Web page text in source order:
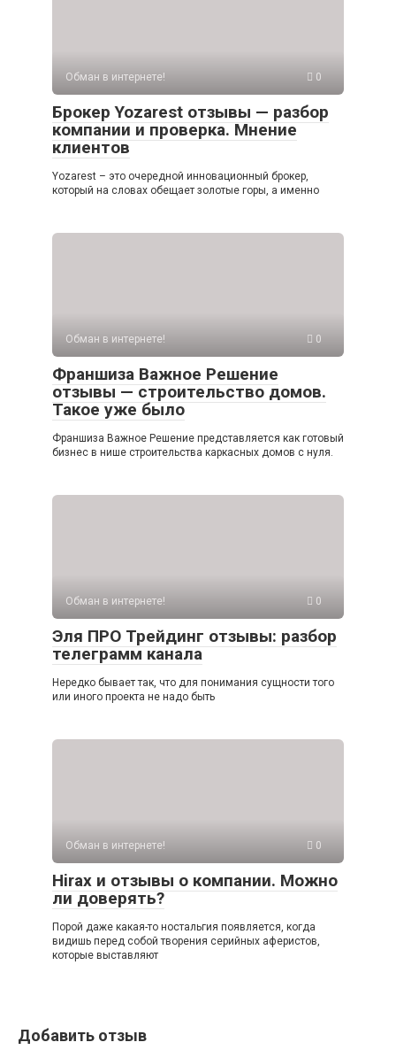
Обман в интернете! 0
Брокер Yozarest отзывы — разбор
компании и проверка. Мнение
клиентов
Yozarest – это очередной инновационный брокер,
который на словах обещает золотые горы, а именно
Обман в интернете! 0
Франшиза Важное Решение
отзывы — строительство домов.
Такое уже было
Франшиза Важное Решение представляется как готовый
бизнес в нише строительства каркасных домов с нуля.
Обман в интернете! 0
Эля ПРО Трейдинг отзывы: разбор
телеграмм канала
Нередко бывает так, что для понимания сущности того
или иного проекта не надо быть
Обман в интернете! 0
Hirax и отзывы о компании. Можно
ли доверять?
Порой даже какая-то ностальгия появляется, когда
видишь перед собой творения серийных аферистов,
которые выставляют
Добавить отзыв